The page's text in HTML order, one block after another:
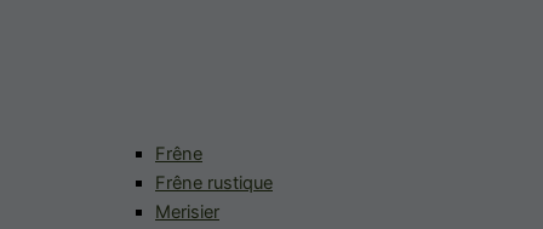
Frêne
Frêne rustique
Merisier